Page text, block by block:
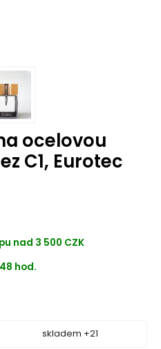
ocelovou
C1, Eurotec
nad 3 500 CZK
hod.
skladem +21